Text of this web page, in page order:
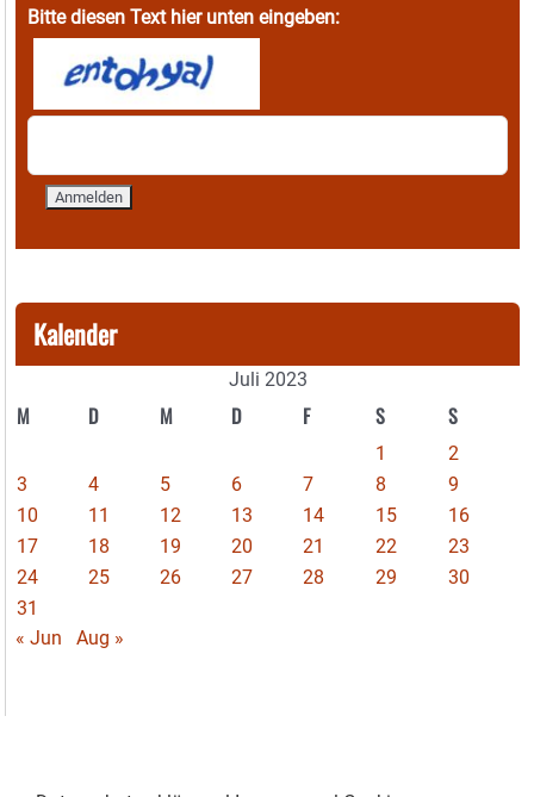
Bitte diesen Text hier unten eingeben:
Kalender
Juli 2023
M D M D F S S
1
2
3
4 5 6 7 8
9
10
11 12 13 14 15
16
17
18 19 20 21 22
23
24
25 26 27 28 29
30
31
« Jun
Aug »